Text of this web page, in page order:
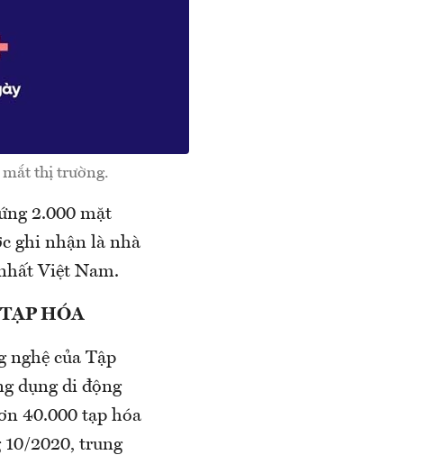
mắt thị trường.
2.000 mặt
ghi nhận là nhà
Việt Nam.
HÓA
nghệ của Tập
dụng di động
40.000 tạp hóa
10/2020, trung